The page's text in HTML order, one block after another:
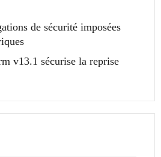
de sécurité imposées
v13.1 sécurise la reprise